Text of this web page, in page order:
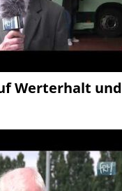
Werterhalt und